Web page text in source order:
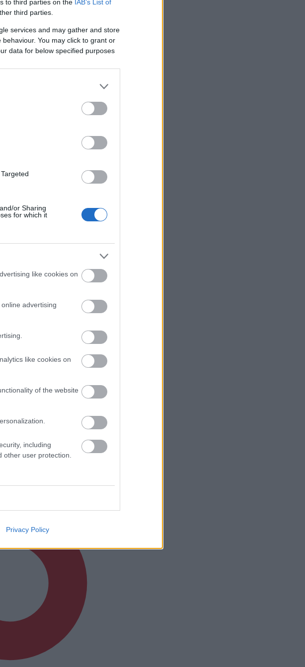
to third parties on the IAB’s List of
third parties.
services and may gather and store
You may click to grant or
data for below specified purposes
or Sharing
for which it
like cookies on
advertising
like cookies on
of the website
including
user protection.
Privacy Policy
na jednotlivých